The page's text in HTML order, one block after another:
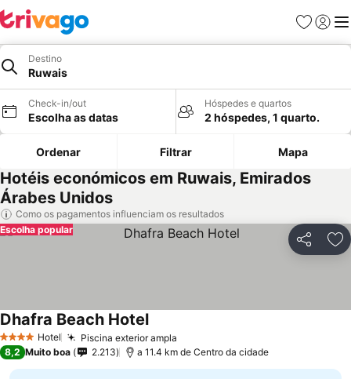
Favoritos
Iniciar
Destino
Ruwais
Check-in/out
Escolha as datas
Hóspedes e quartos
2 hóspedes, 1 quarto.
Ordenar Filtrar Mapa
Hotéis económicos em Ruwais, Emirados
Árabes Unidos
Como os pagamentos influenciam os resultados
Partilhar
Escolha popular
4 EstrelasHotel Piscina exterior ampla
Dhafra Beach Hotel
8,2 Muito boa 2.213 a 11.4 km de Centro da cidade